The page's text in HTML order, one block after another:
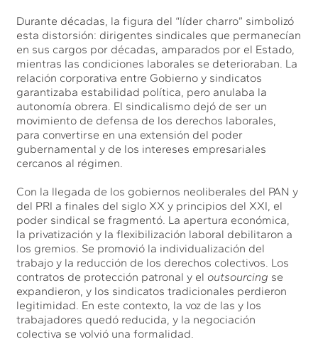
Durante décadas, la figura del “líder charro” simbolizó
esta distorsión: dirigentes sindicales que permanecían
en sus cargos por décadas, amparados por el Estado,
mientras las condiciones laborales se deterioraban. La
relación corporativa entre Gobierno y sindicatos
garantizaba estabilidad política, pero anulaba la
autonomía obrera. El sindicalismo dejó de ser un
movimiento de defensa de los derechos laborales,
para convertirse en una extensión del poder
gubernamental y de los intereses empresariales
cercanos al régimen.
Con la llegada de los gobiernos neoliberales del PAN y
del PRI a finales del siglo XX y principios del XXI, el
poder sindical se fragmentó. La apertura económica,
la privatización y la flexibilización laboral debilitaron a
los gremios. Se promovió la individualización del
trabajo y la reducción de los derechos colectivos. Los
contratos de protección patronal y el outsourcing se
expandieron, y los sindicatos tradicionales perdieron
legitimidad. En este contexto, la voz de las y los
trabajadores quedó reducida, y la negociación
colectiva se volvió una formalidad.